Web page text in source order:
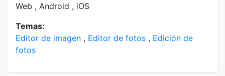
Web , Android , iOS
Temas:
Editor de imagen , Editor de fotos , Edición de
fotos